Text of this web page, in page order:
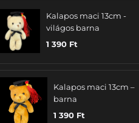
Kalapos maci 13cm -
világos barna
1 390 Ft
Kalapos maci 13cm –
barna
1 390 Ft